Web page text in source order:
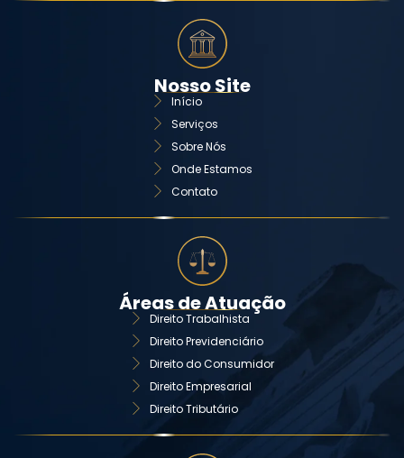
Nosso Site
Início
Serviços
Sobre Nós
Onde Estamos
Contato
Áreas de Atuação
Direito Trabalhista
Direito Previdenciário
Direito do Consumidor
Direito Empresarial
Direito Tributário